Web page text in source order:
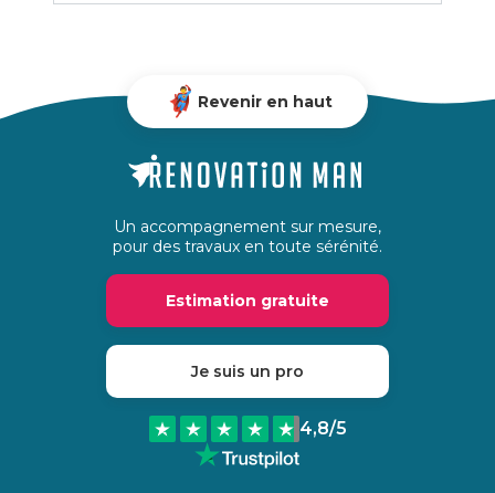
Revenir en haut
Un accompagnement sur mesure,
pour des travaux en toute sérénité.
Estimation gratuite
Je suis un pro
4,8/5